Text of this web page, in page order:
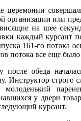
церемонии
организации или
на шее
каждый курсант
161-го потока
потока все еще
после обеда
Инструктор строго
молоденький
у двери
курсант.